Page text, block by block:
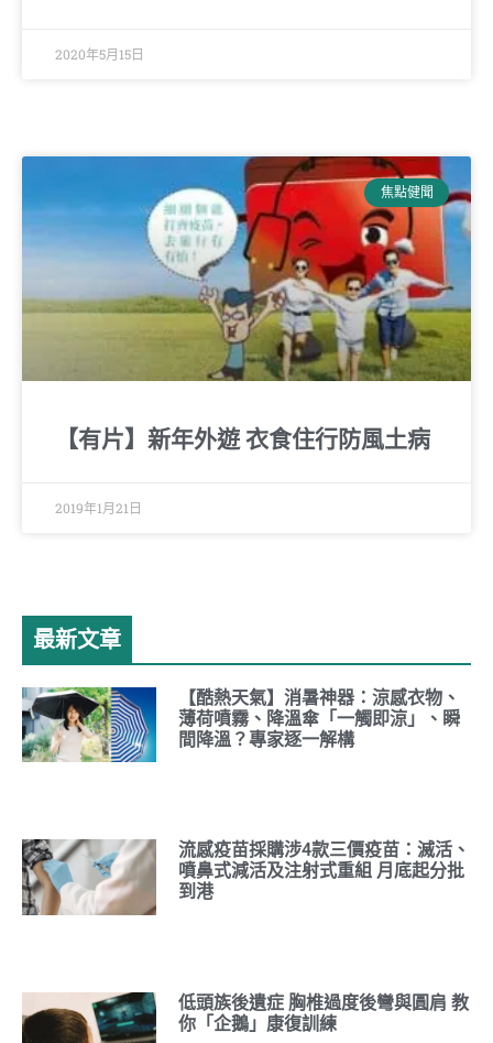
2020年5月15日
焦點健聞
【有片】新年外遊 衣食住行防風土病
2019年1月21日
最新文章
【酷熱天氣】消暑神器：涼感衣物、
薄荷噴霧、降溫傘「一觸即涼」、瞬
間降溫？專家逐一解構
流感疫苗採購涉4款三價疫苗：滅活、
噴鼻式減活及注射式重組 月底起分批
到港
低頭族後遺症 胸椎過度後彎與圓肩 教
你「企鵝」康復訓練